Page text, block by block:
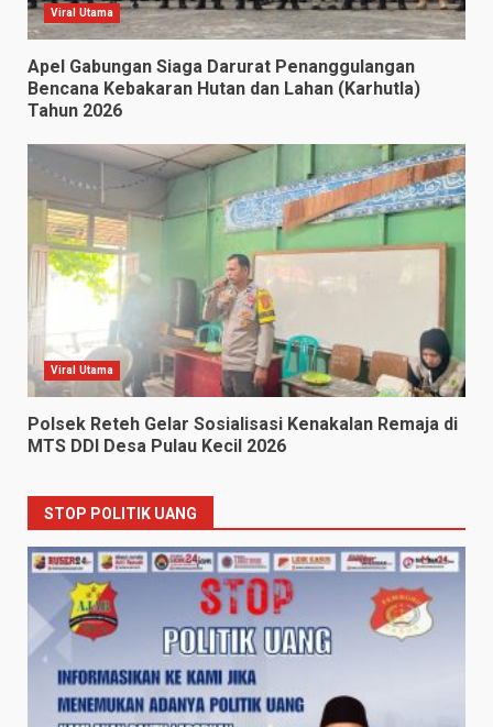
Viral Utama
Apel Gabungan Siaga Darurat Penanggulangan
Bencana Kebakaran Hutan dan Lahan (Karhutla)
Tahun 2026
Viral Utama
Polsek Reteh Gelar Sosialisasi Kenakalan Remaja di
MTS DDI Desa Pulau Kecil 2026
STOP POLITIK UANG